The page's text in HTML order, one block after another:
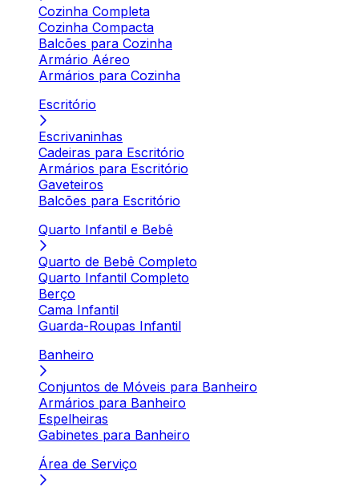
Cozinha Completa
Cozinha Compacta
Balcões para Cozinha
Armário Aéreo
Armários para Cozinha
Escritório
Escrivaninhas
Cadeiras para Escritório
Armários para Escritório
Gaveteiros
Balcões para Escritório
Quarto Infantil e Bebê
Quarto de Bebê Completo
Quarto Infantil Completo
Berço
Cama Infantil
Guarda-Roupas Infantil
Banheiro
Conjuntos de Móveis para Banheiro
Armários para Banheiro
Espelheiras
Gabinetes para Banheiro
Área de Serviço